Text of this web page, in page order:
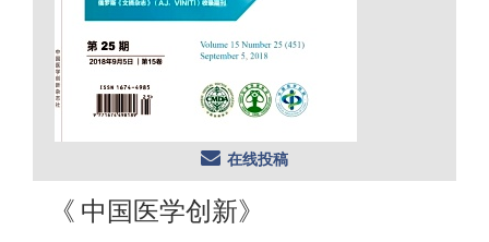
在线投稿
《 中国医学创新》